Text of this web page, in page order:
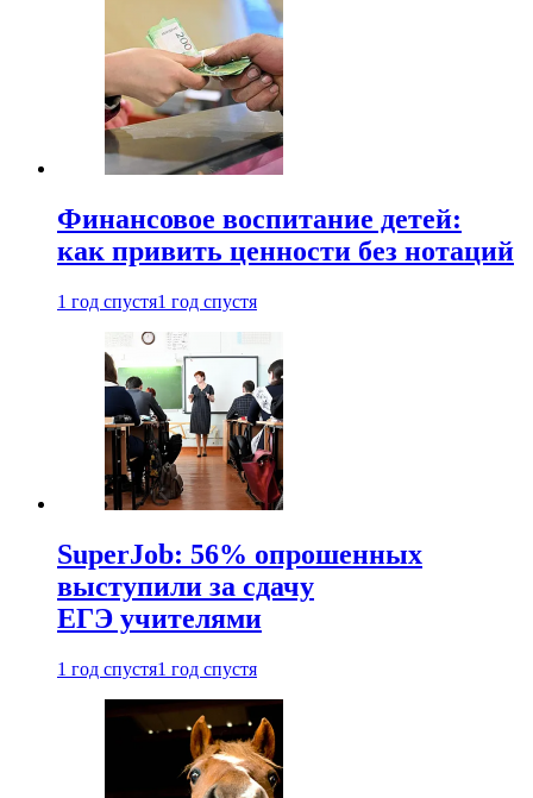
Финансовое воспитание детей:
как привить ценности без нотаций
1 год спустя1 год спустя
SuperJob: 56% опрошенных
выступили за сдачу
ЕГЭ учителями
1 год спустя1 год спустя